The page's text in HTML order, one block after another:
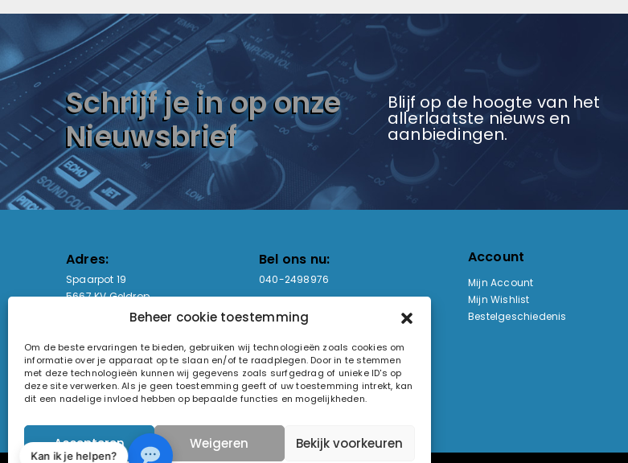
Beheer cookie toestemming
Om de beste ervaringen te bieden, gebruiken wij technologieën zoals cookies om
informatie over je apparaat op te slaan en/of te raadplegen. Door in te stemmen
met deze technologieën kunnen wij gegevens zoals surfgedrag of unieke ID's op
deze site verwerken. Als je geen toestemming geeft of uw toestemming intrekt, kan
dit een nadelige invloed hebben op bepaalde functies en mogelijkheden.
Accepteren Weigeren Bekijk voorkeuren
Schrijf je in op onze
Nieuwsbrief
Blijf op de hoogte van het
allerlaatste nieuws en
aanbiedingen.
Adres:
Spaarpot 19
5667 KV Geldrop
Bel ons nu:
040-2498976
sales@lightandsound.store
Openingstijden:
Ma - Vr: 09:00-17:00
Za: Enkel op afspraak
KvK-nummer: 60857196
Btw-nummer: NL854090368B01
Account
Mijn Account
Mijn Wishlist
Bestelgeschiedenis
Kan ik je helpen?